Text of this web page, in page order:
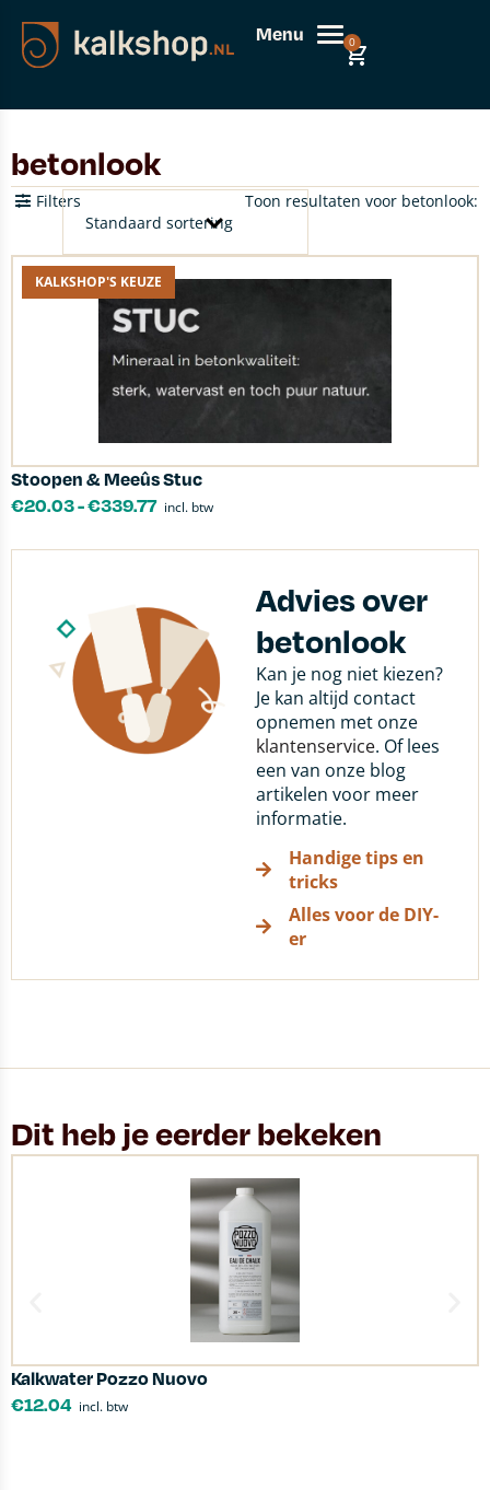
Menu 0
betonlook
Toon resultaten voor betonlook:
Filters
KALKSHOP'S KEUZE
Stoopen & Meeûs Stuc
€20.03-€339.77 incl. btw
Advies over
betonlook
Kan je nog niet kiezen?
Je kan altijd contact
opnemen met onze
klantenservice. Of lees
een van onze blog
artikelen voor meer
informatie.
Handige tips en
tricks
Alles voor de DIY-
er
Dit heb je eerder bekeken
Kalkwater Pozzo Nuovo
€12.04 incl. btw